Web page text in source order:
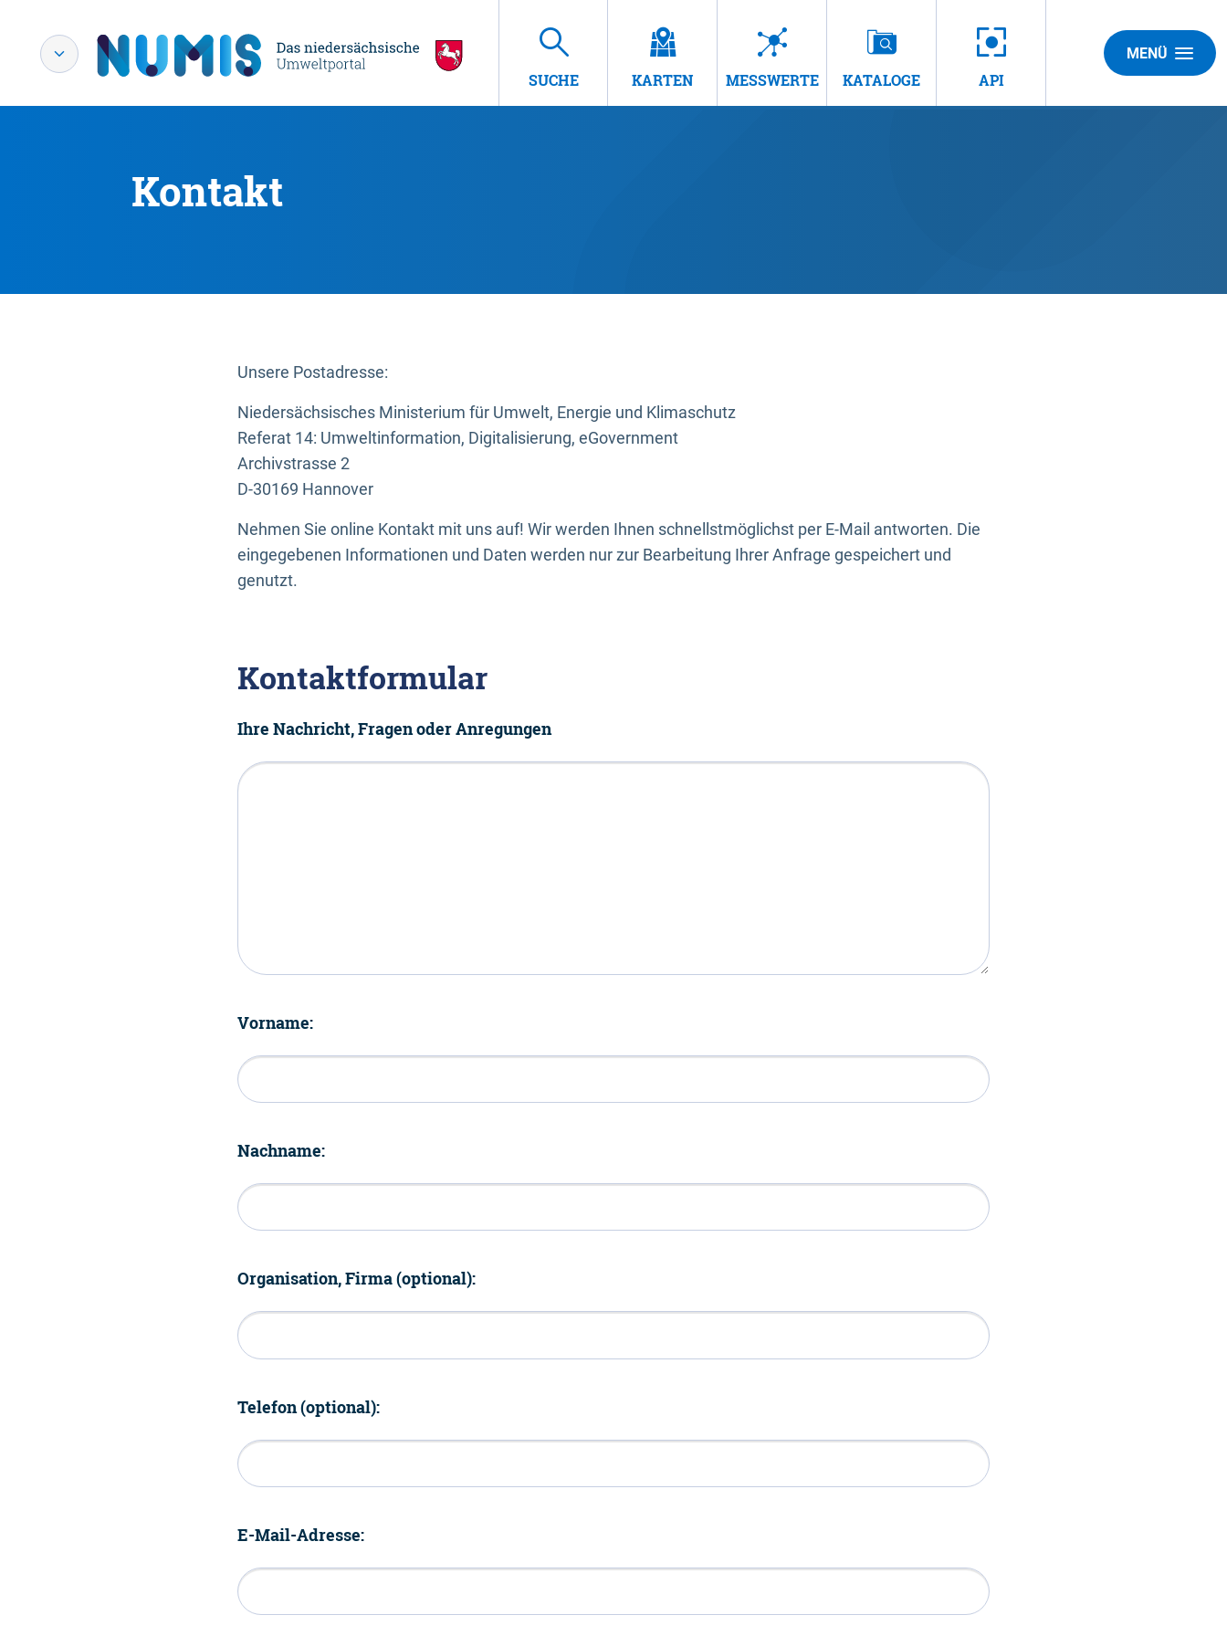
SUCHE KARTEN MESSWERTE KATALOGE API
MENÜ
Kontakt
Unsere Postadresse:
Niedersächsisches Ministerium für Umwelt, Energie und Klimaschutz
Referat 14: Umweltinformation, Digitalisierung, eGovernment
Archivstrasse 2
D-30169 Hannover
Nehmen Sie online Kontakt mit uns auf! Wir werden Ihnen schnellstmöglichst per E-Mail antworten. Die
eingegebenen Informationen und Daten werden nur zur Bearbeitung Ihrer Anfrage gespeichert und
genutzt.
Kontaktformular
Ihre Nachricht, Fragen oder Anregungen
Vorname:
Nachname:
Organisation, Firma (optional):
Telefon (optional):
E-Mail-Adresse: